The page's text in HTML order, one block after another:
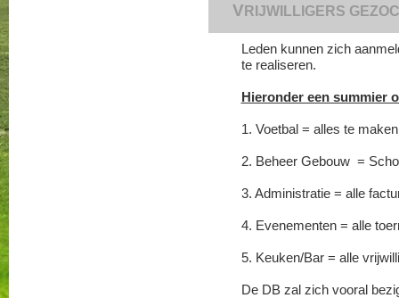
V RIJWILLIGERS
Leden kunnen zich
te realiseren.
Hieronder een summier
1. Voetbal = alles te
2. Beheer Gebouw =
3. Administratie = alle
4. Evenementen = alle
5. Keuken/Bar = alle
De DB zal zich vooral